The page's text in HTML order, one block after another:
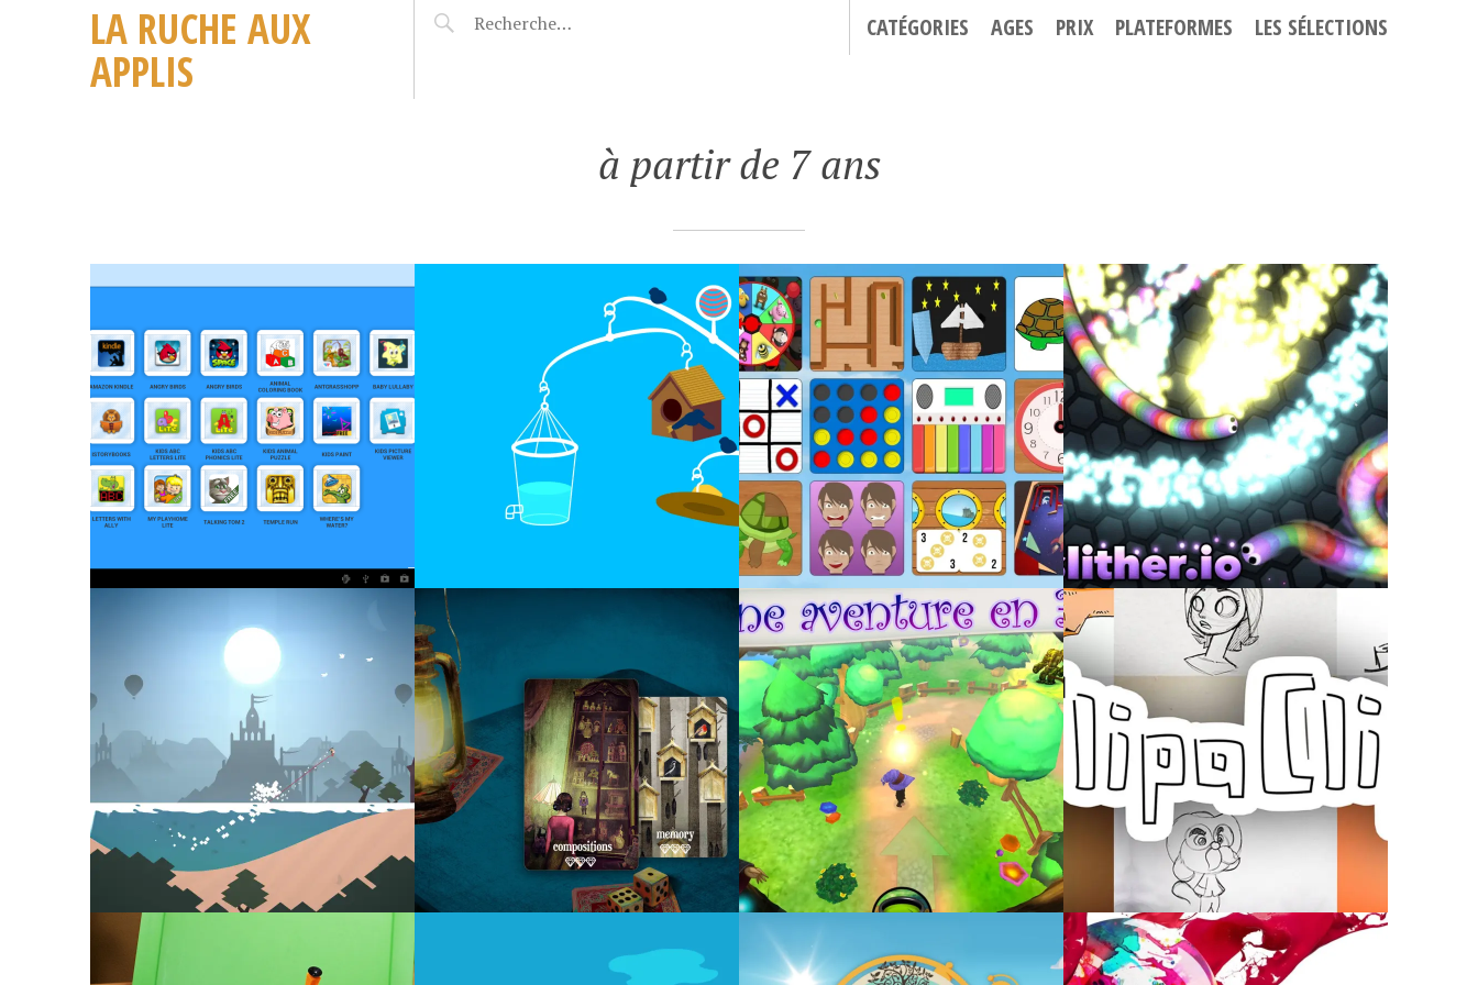
LA RUCHE AUX
APPLIS
CATÉGORIES AGES PRIX PLATEFORMES LES SÉLECTIONS
à partir de 7 ans
4 AVRIL 2019
LEVERS
4 AVRIL 2019
SLITHER.IO
LA VÉRITABLE HISTOIRE
DE CASSE NOISETTE 1
24 NOVEMBRE 2017
DICTÉESMAGIQUES
17 NOVEMBRE 2017
FLIPACLIP
20 JUILLET 2017 1 JUIN 2017